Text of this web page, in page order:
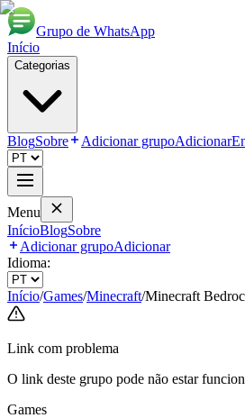
Grupo de WhatsApp
Início
Categorias
BlogSobre Adicionar grupoAdicionar
Menu
InícioBlogSobre
Adicionar grupoAdicionar
Idioma:
Início/Games/Minecraft/Minecraft
Link com problema
O link deste grupo pode não estar
Games